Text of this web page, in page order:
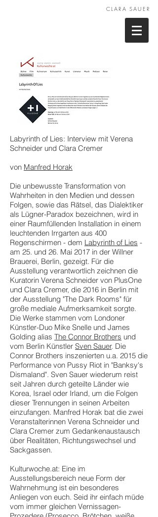
CLARA SAUER
Labyrinth of Lies: Interview mit Verena
Schneider und Clara Cremer
von Manfred Horak
Die unbewusste Transformation von
Wahrheiten in den Medien und dessen
Folgen, sowie das Rätsel, das Dialektiker
als Lügner-Paradox bezeichnen, wird in
einer Raumfüllenden Installation in einem
leuchtenden Irrgarten aus 400
Regenschirmen - dem Labyrinth of Lies -
am 25. und 26. Mai 2017 in der Willner
Brauerei, Berlin, gezeigt. Für die
Ausstellung verantwortlich zeichnen die
Kuratorin Verena Schneider von PlusOne
und Clara Cremer, die 2016 in Berlin mit
der Ausstellung "The Dark Rooms" für
große mediale Aufmerksamkeit sorgte.
Die Werke stammen vom Londoner
Künstler-Duo Mike Snelle und James
Golding alias The Connor Brothers und
vom Berlin Künstler Sven Sauer. Die
Connor Brothers inszenierten u.a. 2015 die
Performance von Pussy Riot in "Banksy's
Dismaland". Sven Sauer wiederum reist
seit Jahren durch geteilte Länder wie
Korea, Israel oder Irland, um die Folgen
dieser Trennungen in seinen Arbeiten
einzufangen. Manfred Horak bat die zwei
Veranstalterinnen Verena Schneider und
Clara Cremer zum Gedankenaustausch
über Realitäten, Richtungswechsel und
Sackgassen.
Kulturwoche.at: Eine im
Ausstellungsbereich neue Form der
Wahrnehmung ist ein besonderes
Anliegen von euch. Seid ihr einfach müde
vom immer gleichen Vernissagen-